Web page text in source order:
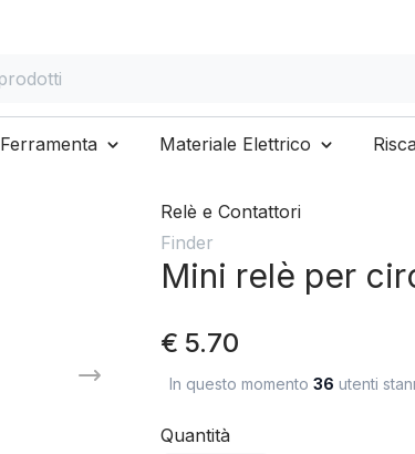
Ferramenta Materiale Elettrico
Relè e Contattori
Finder
Mini relè per
€ 5.70
In questo momento 36 utenti
Quantità